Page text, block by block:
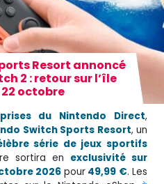
Resort annoncé
2 : retour sur l’île
octobre
du Nintendo Direct,
Switch Sports Resort, un
série de jeux sportifs
sortira en exclusivité sur
2026pour 49,99 €. Les